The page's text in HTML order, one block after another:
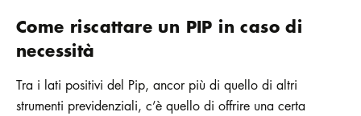
Come riscattare un PIP in caso di
necessità
Tra i lati positivi del Pip, ancor più di quello di altri
strumenti previdenziali, c’è quello di offrire una certa